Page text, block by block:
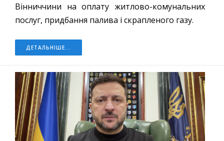
Вінниччини на оплату житлово-комунальних
послуг, придбання палива і скрапленого газу.
ДЕТАЛЬНІШЕ...